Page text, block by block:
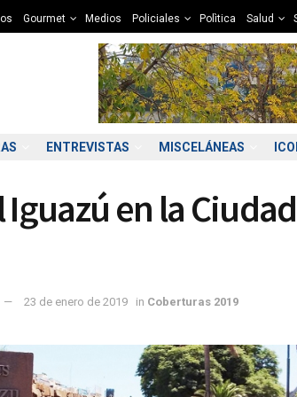
Gourmet Medios Policiales Polìtica Salud
ENTREVISTAS MISCELÁNEAS
Iguazú en la Ciudad
23 de enero de 2019 in Coberturas 2019
12°C 13°C 13°C 13°C